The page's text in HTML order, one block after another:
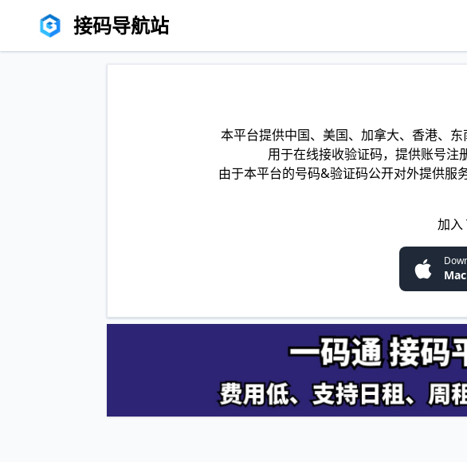
接码导航站
本平台提供中国、美国、加拿大、香港、
用于在线接收验证码，提供账号注
由于本平台的号码&验证码公开对外提供服
加入